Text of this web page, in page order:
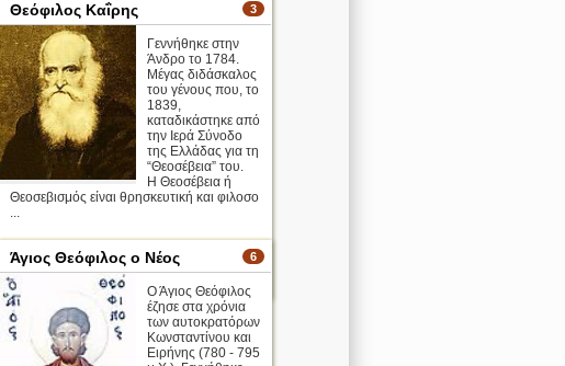
3
Θεόφιλος Καΐρης
Γεννήθηκε στην
Άνδρο το 1784.
Μέγας διδάσκαλος
του γένους που, το
1839,
καταδικάστηκε από
την Ιερά Σύνοδο
της Ελλάδας για τη
“Θεοσέβεια” του.
Η Θεοσέβεια ή
Θεοσεβισμός είναι θρησκευτική και φιλοσο
...
Απολυτίκιο
περισσότερα >
6
Άγιος Θεόφιλος ο Νέος
Ο Άγιος Θεόφιλος
έζησε στα χρόνια
των αυτοκρατόρων
Κωνσταντίνου και
Ειρήνης (780 - 795